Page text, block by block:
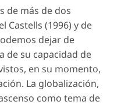
de más de dos
Castells (1996) y de
dejar de
de su capacidad de
en su momento,
La globalización,
como tema de